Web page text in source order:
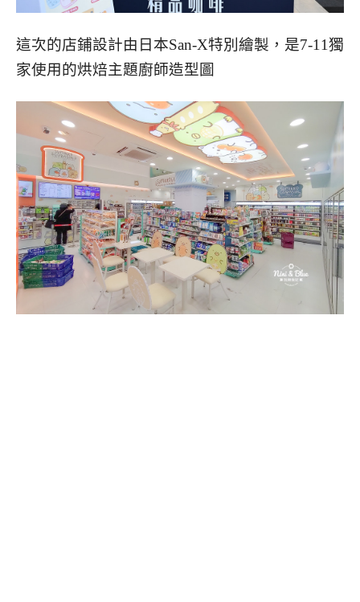
這次的店鋪設計由日本San-X特別繪製，是7-11獨
家使用的烘焙主題廚師造型圖